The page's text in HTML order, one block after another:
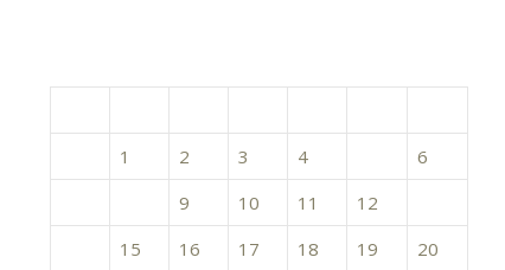
1
2 3 4
6
9 10 11 12
15 16 17 18 19 20